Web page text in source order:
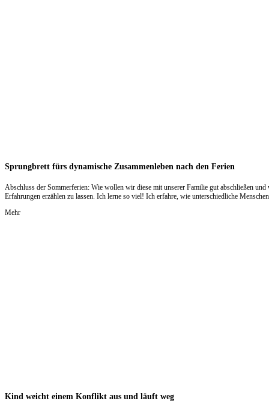
Sprungbrett fürs dynamische Zusammenleben nach den Ferien
Abschluss der Sommerferien: Wie wollen wir diese mit unserer Familie gut abschließen
Erfahrungen erzählen zu lassen. Ich lerne so viel! Ich erfahre, wie unterschiedliche
Mehr
Kind weicht einem Konflikt aus und läuft weg